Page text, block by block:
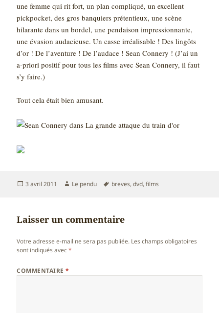
une femme qui rit fort, un plan compliqué, un excellent
pickpocket, des gros banquiers prétentieux, une scène
hilarante dans un bordel, une pendaison impressionnante,
une évasion audacieuse. Un casse irréalisable ! Des lingôts
d’or ! De l’aventure ! De l’audace ! Sean Connery ! (J’ai un
a-priori positif pour tous les films avec Sean Connery, il faut
s’y faire.)
Tout cela était bien amusant.
Publié
3 avril 2011 Auteur
Le pendu
Mots-
breves,dvd,films
Laisser un commentaire
Votre adresse e-mail ne sera pas publiée. Les champs obligatoires
sont indiqués avec*
COMMENTAIRE*